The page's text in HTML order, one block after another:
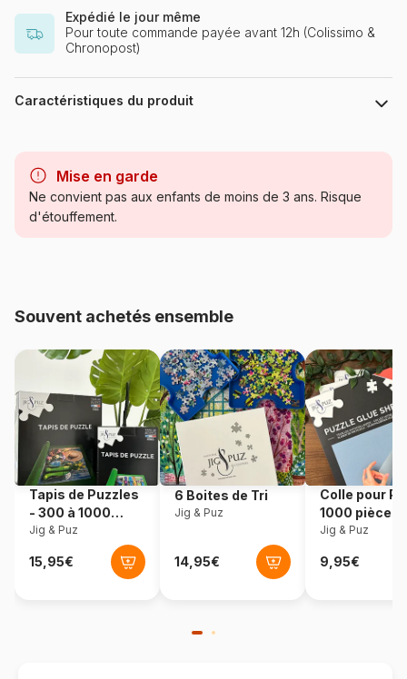
Expédié le jour même
Pour toute commande payée avant 12h (Colissimo &
Chronopost)
Caractéristiques du produit
Catégorie Puzzles - Déco et Objets
Référence Sunsout-42929
EAN 0796780429291
Nombre de pièces 500 pièces
Dimensions 46 x 61 cm
Mise en garde
Ne convient pas aux enfants de moins de 3 ans. Risque
d'étouffement.
Souvent achetés ensemble
Tapis de Puzzles
- 300 à 1000
pièces
Jig & Puz
6 Boites de Tri
Jig & Puz
Colle pour
1000 pièces
Jig & Puz